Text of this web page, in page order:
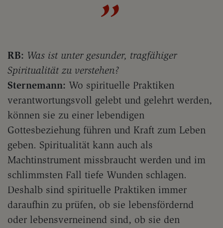
RB: Was ist unter gesunder, tragfähiger
Spiritualität zu verstehen?
Sternemann: Wo spirituelle Praktiken
verantwortungsvoll gelebt und gelehrt werden,
können sie zu einer lebendigen
Gottesbeziehung führen und Kraft zum Leben
geben. Spiritualität kann auch als
Machtinstrument missbraucht werden und im
schlimmsten Fall tiefe Wunden schlagen.
Deshalb sind spirituelle Praktiken immer
daraufhin zu prüfen, ob sie lebensfördernd
oder lebensverneinend sind, ob sie den